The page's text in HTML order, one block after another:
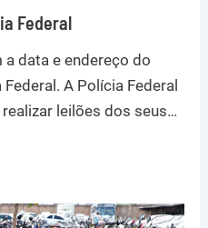
Federal
data e endereço do
A Polícia Federal
leilões dos seus…